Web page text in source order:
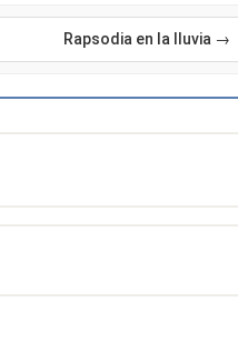
Rapsodia en la lluvia →